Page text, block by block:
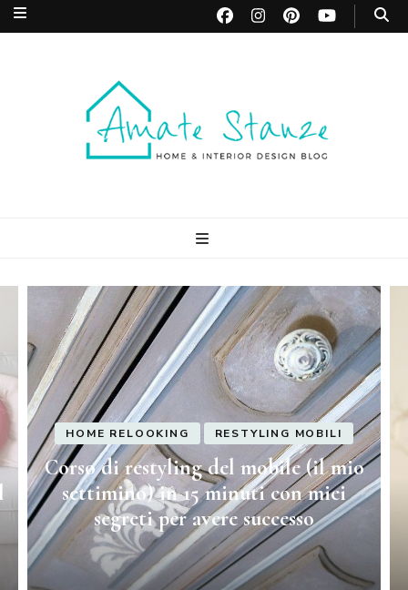
Blog
HOME RELOOKING RESTYLING MOBILI
Corso di restyling del mobile (il mio
settimino) in 15 minuti con miei
segreti per avere successo